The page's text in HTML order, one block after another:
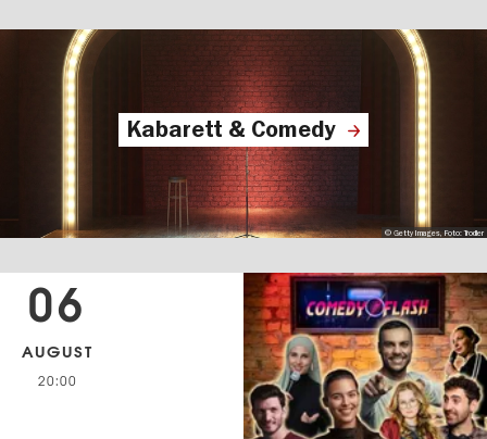
Kabarett & Comedy
© Getty Images, Foto: Trodler
06
AUGUST
20:00